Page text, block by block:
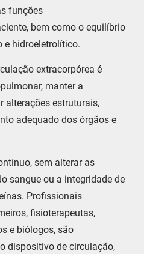
funções
bem como o equilíbrio
e hidroeletrolítico.
extracorpórea é
manter a
alterações estruturais,
adequado dos órgãos e
sem alterar as
sangue ou a integridade de
Profissionais
fisioterapeutas,
e biólogos, são
dispositivo de circulação,